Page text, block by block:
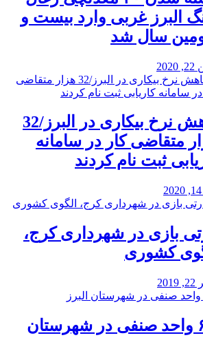
البرز غربی وارد بیست و
سال شد
کاهش نرخ بیکاری در البرز/32
متقاضی کار در سامانه
ثبت نام کردند
بازی در شهرداری کرج،
کشوری
پلمب ۶ واحد صنفی در شهرستان